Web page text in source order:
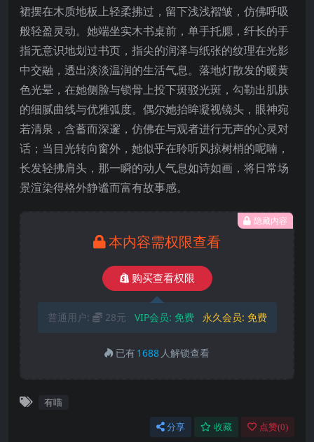
裙摆在木质地板上轻柔拂过，留下浅浅褶皱，仿佛呼吸
般轻盈灵动。她端坐实木书桌前，单手托腮，纤长的手
指无意识地划过书页，指尖的润泽与纸张的纹理在光影
中交融，透出淡淡温润的生活气息。落地灯散发的暖黄
色光晕，在她侧脸与锁骨上投下斑驳光斑，勾勒出肌肤
的细腻曲线与优雅弧度。偶尔她抬眸凝视镜头，眼神宛
若清泉，含蓄而深邃，仿佛在与观者进行无声的心灵对
话；当目光转向窗外，她似乎在聆听风掠树梢的呢喃，
长发轻拂肩头，那一瞬的动人气息如诗如画，将日常场
景渲染得格外静谧而富有故事感。
隐藏内容
本内容需权限查看
购买查看权限
普通用户: 28元 VIP会员: 免费 永久会员: 免费
已有1688 人解锁查看
有喵
分享 收藏 点赞(0)